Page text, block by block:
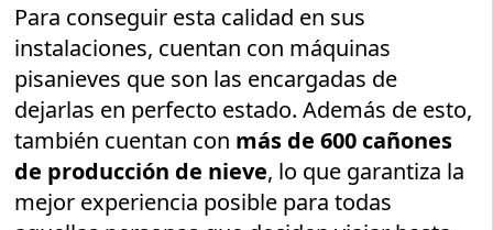
Para conseguir esta calidad en sus
instalaciones, cuentan con máquinas
pisanieves que son las encargadas de
dejarlas en perfecto estado. Además de esto,
también cuentan con más de 600 cañones
de producción de nieve, lo que garantiza la
mejor experiencia posible para todas